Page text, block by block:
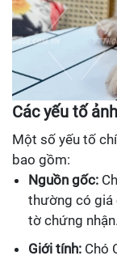
Các yếu tố
Một số yếu tố
bao gồm:
Nguồn gốc:
thường có giá
tờ chứng nhận.
Giới tính: Chó